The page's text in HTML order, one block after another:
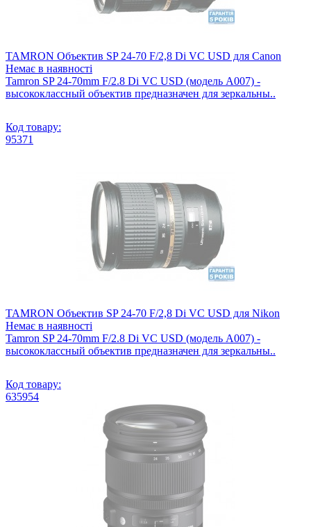
TAMRON Объектив SP 24-70 F/2,8 Di VC USD для Canon
Немає в наявності
Tamron SP 24-70mm F/2.8 Di VC USD (модель A007) -
высококлассный объектив предназначен для зеркальны..
Код товару:
95371
TAMRON Объектив SP 24-70 F/2,8 Di VC USD для Nikon
Немає в наявності
Tamron SP 24-70mm F/2.8 Di VC USD (модель A007) -
высококлассный объектив предназначен для зеркальны..
Код товару:
635954